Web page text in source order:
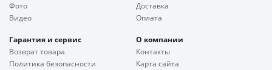
Фото
Видео
Доставка
Оплата
Гарантия и сервис
Возврат товара
Политика безопасности
О компании
Контакты
Карта сайта